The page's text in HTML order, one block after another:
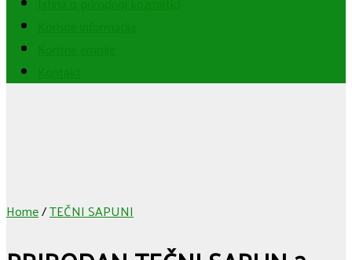
Home/TEČNI SAPUNI